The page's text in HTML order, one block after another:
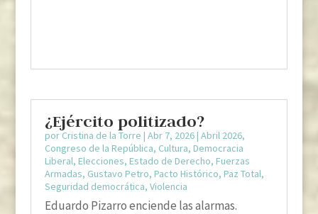
¿Ejército politizado?
por Cristina de la Torre | Abr 7, 2026| Abril 2026,
Congreso de la República, Cultura, Democracia
Liberal, Elecciones, Estado de Derecho, Fuerzas
Armadas, Gustavo Petro, Pacto Histórico, Paz Total,
Seguridad democrática, Violencia
Eduardo Pizarro enciende las alarmas.